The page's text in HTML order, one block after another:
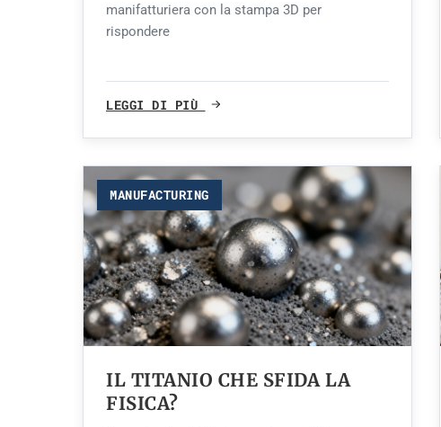
manifatturiera con la stampa 3D per
rispondere
LEGGI DI PIÙ
MANUFACTURING
IL TITANIO CHE SFIDA LA
FISICA?